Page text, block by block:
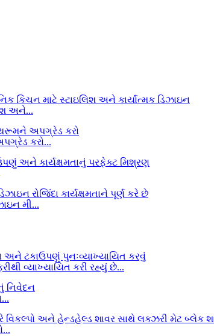
અને...
કરો...
મી...
વ્યાખ્યાયિત કરી રહ્યું છે...